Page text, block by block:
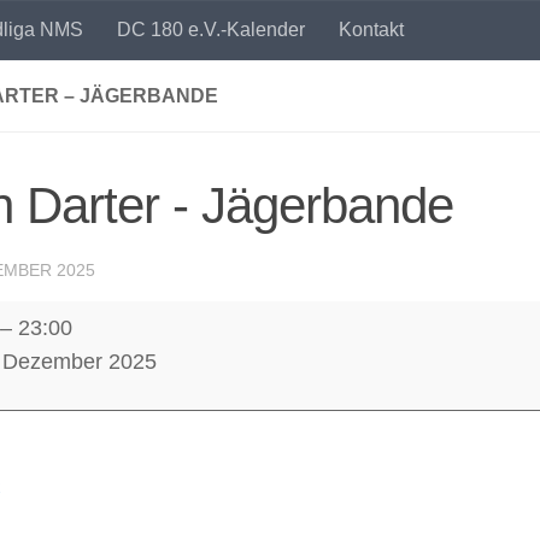
NMS DC 180 e.V.-Kalender Kontakt
– JÄGERBANDE
Darter - Jägerbande
2025
– 23:00
2025